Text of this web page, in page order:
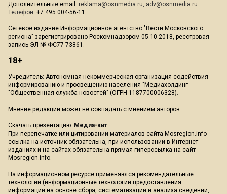
Дополнительные email: reklama@osnmedia.ru, adv@osnmedia.ru
Телефон: +7 495 004-56-11
Сетевое издание Информационное агентство "Вести Московского
региона" зарегистрировано Роскомнадзором 05.10.2018, реестровая
запись ЭЛ № ФС77-73861.
18+
Учредитель: Автономная некоммерческая организация содействия
информированию и просвещению населения "Медиахолдинг
"Общественная служба новостей" (ОГРН 1187700006328).
Мнение редакции может не совпадать с мнением авторов.
Скачать презентацию: Медиа-кит
При перепечатке или цитировании материалов сайта Mosregion.info
ссылка на источник обязательна, при использовании в Интернет-
изданиях и на сайтах обязательна прямая гиперссылка на сайт
Mosregion.info.
На информационном ресурсе применяются рекомендательные
технологии (информационные технологии предоставления
информации на основе сбора, систематизации и анализа сведений,